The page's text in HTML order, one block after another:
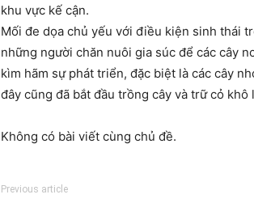
khu vực kế cận.
Mối đe dọa chủ yếu với điều kiện sinh thái
những người chăn nuôi gia súc để các cây
kìm hãm sự phát triển, đặc biệt là các cây
đây cũng đã bắt đầu trồng cây và trữ cỏ
Không có bài viết cùng chủ đề.
Previous article